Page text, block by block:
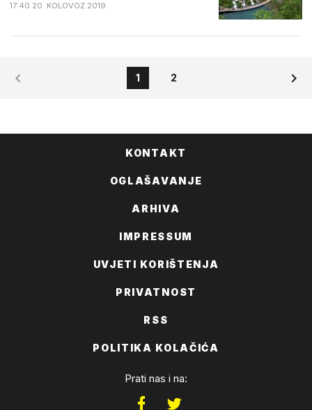
17:40 20. KOLOVOZ 2019.
1 2
KONTAKT
OGLAŠAVANJE
ARHIVA
IMPRESSUM
UVJETI KORIŠTENJA
PRIVATNOST
RSS
POLITIKA KOLAČIĆA
Prati nas i na: